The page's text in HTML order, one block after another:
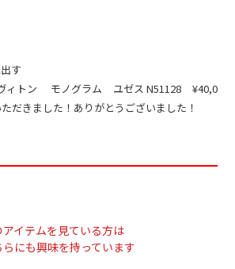
す
ヴィトン モノグラム ユゼス N51128 ¥40,0
だきました！ありがとうございました！
アイテムを見ている方は
らにも興味を持っています